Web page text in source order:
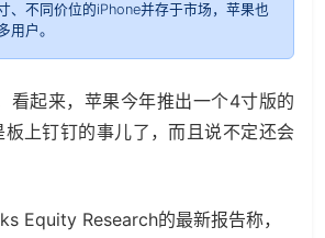
、不同价位的iPhone并存于市场，苹果也
用户。
看起来，苹果今年推出一个4寸版的
板上钉钉的事儿了，而且说不定还会
Equity Research的最新报告称，